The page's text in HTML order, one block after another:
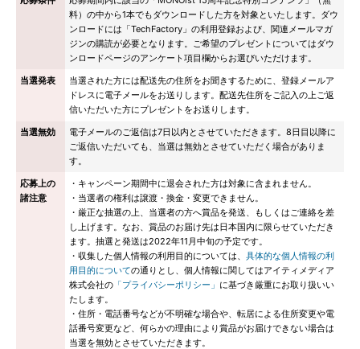
料）の中から1本でもダウンロードした方を対象といたします。ダウ
ンロードには「TechFactory」の利用登録および、関連メールマガ
ジンの購読が必要となります。ご希望のプレゼントについてはダウ
ンロードページのアンケート項目欄からお選びいただけます。
当選発表
当選された方には配送先の住所をお聞きするために、登録メールア
ドレスに電子メールをお送りします。配送先住所をご記入の上ご返
信いただいた方にプレゼントをお送りします。
当選無効
電子メールのご返信は7日以内とさせていただきます。8日目以降に
ご返信いただいても、当選は無効とさせていただく場合がありま
す。
応募上の
諸注意
・キャンペーン期間中に退会された方は対象に含まれません。
・当選者の権利は譲渡・換金・変更できません。
・厳正な抽選の上、当選者の方へ賞品を発送、もしくはご連絡を差
し上げます。なお、賞品のお届け先は日本国内に限らせていただき
ます。抽選と発送は2022年11月中旬の予定です。
・収集した個人情報の利用目的については、 具体的な個人情報の利
用目的についての通りとし、個人情報に関してはアイティメディア
株式会社の 「プライバシーポリシー」 に基づき厳重にお取り扱いい
たします。
・住所・電話番号などが不明確な場合や、転居による住所変更や電
話番号変更など、何らかの理由により賞品がお届けできない場合は
当選を無効とさせていただきます。